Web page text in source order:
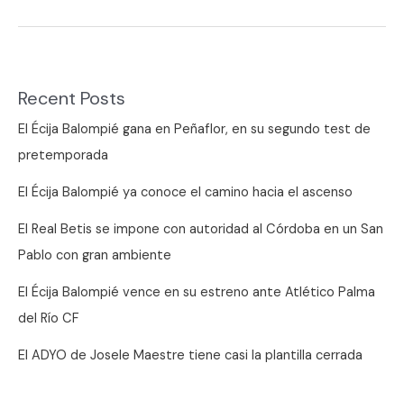
Recent Posts
El Écija Balompié gana en Peñaflor, en su segundo test de
pretemporada
El Écija Balompié ya conoce el camino hacia el ascenso
El Real Betis se impone con autoridad al Córdoba en un San
Pablo con gran ambiente
El Écija Balompié vence en su estreno ante Atlético Palma
del Río CF
El ADYO de Josele Maestre tiene casi la plantilla cerrada